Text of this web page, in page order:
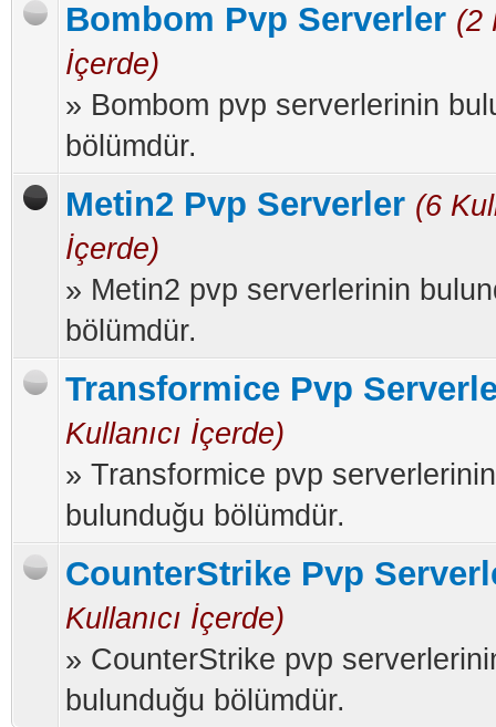
Bombom Pvp Serverler (2
İçerde)
» Bombom pvp serverlerinin
bölümdür.
Metin2 Pvp Serverler (6
İçerde)
» Metin2 pvp serverlerinin
bölümdür.
Transformice Pvp
Kullanıcı İçerde)
» Transformice pvp serverlerinin
bulunduğu bölümdür.
CounterStrike Pvp
Kullanıcı İçerde)
» CounterStrike pvp
bulunduğu bölümdür.